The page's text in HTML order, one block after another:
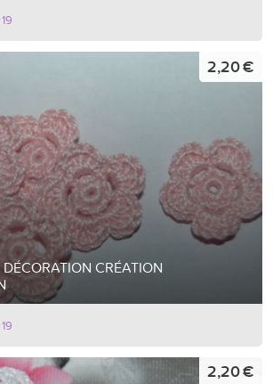
CRÉATION
2,20 €
2,20 €